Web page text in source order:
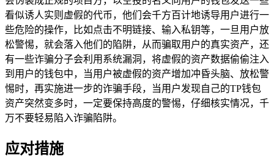
看似诱人实则虚假的代币，他们会千方百计地诱导用户进行一
些危险的操作，比如点击不明链接、输入私钥等，一旦用户放
松警惕，就会落入他们的陷阱，从而骗取用户的真实资产，还
有一些诈骗分子会利用系统漏洞，将虚假的资产数据偷偷注入
到用户的钱包中，当用户被虚假的资产增加冲昏头脑、放松警
惕时，再实施进一步的诈骗手段，当用户发现自己的TP钱包
资产突然变多时，一定要保持高度的警惕，仔细核实情况，千
万不要轻易陷入诈骗陷阱。
应对措施